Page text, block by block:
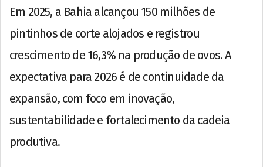
Em 2025, a Bahia alcançou 150 milhões de
pintinhos de corte alojados e registrou
crescimento de 16,3% na produção de ovos. A
expectativa para 2026 é de continuidade da
expansão, com foco em inovação,
sustentabilidade e fortalecimento da cadeia
produtiva.